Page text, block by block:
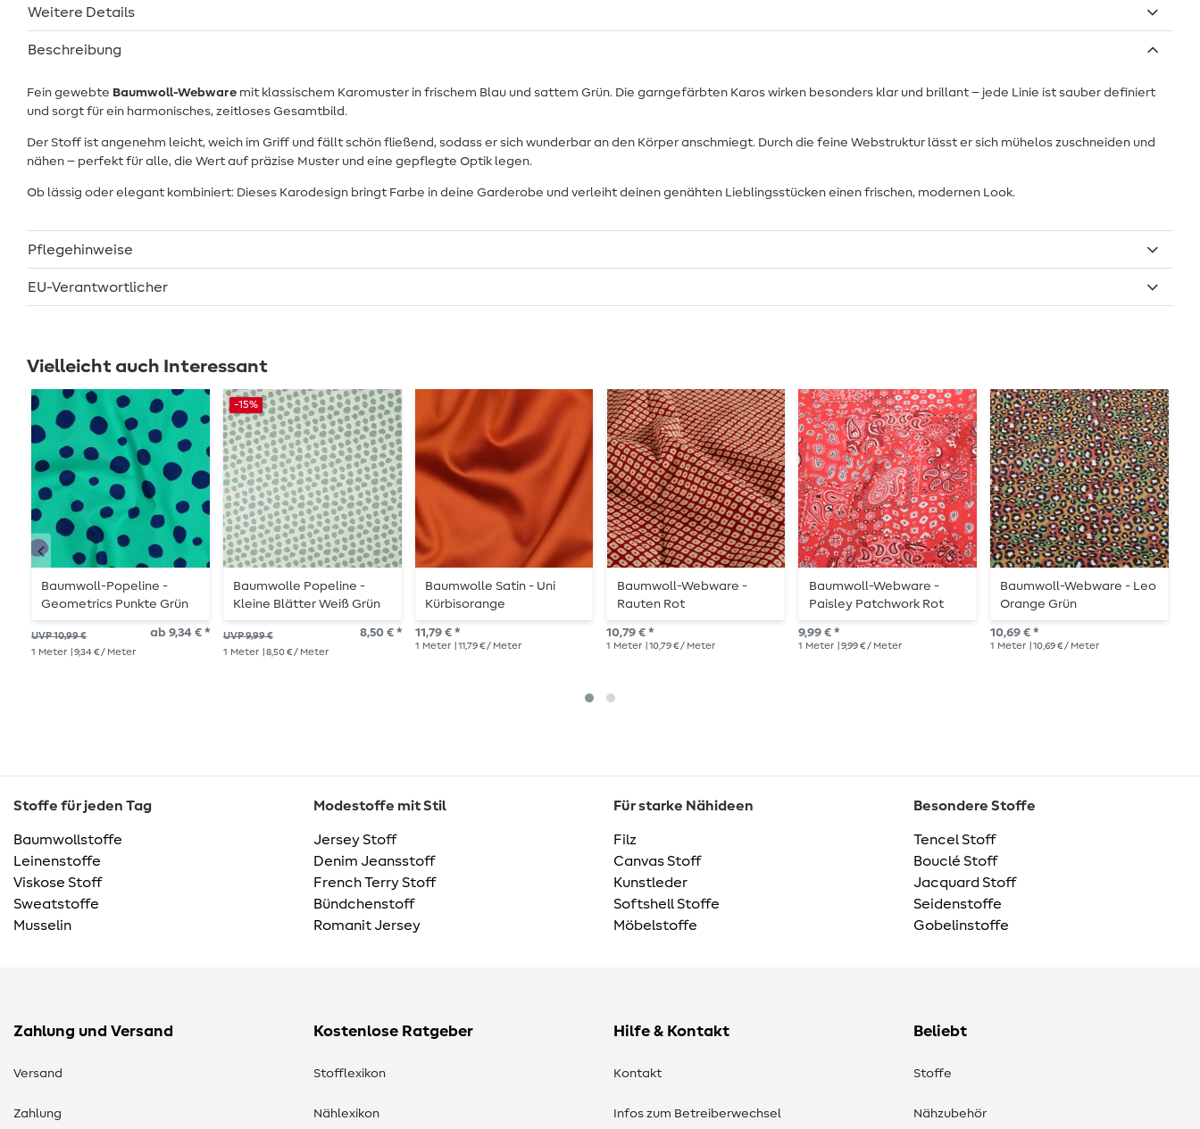
Weitere Details
Beschreibung
Fein gewebte Baumwoll-Webware mit klassischem Karomuster in frischem Blau und sattem Grün. Die garngefärbten Karos wirken besonders klar und brillant – jede Linie ist sauber definiert
und sorgt für ein harmonisches, zeitloses Gesamtbild.
Der Stoff ist angenehm leicht, weich im Griff und fällt schön fließend, sodass er sich wunderbar an den Körper anschmiegt. Durch die feine Webstruktur lässt er sich mühelos zuschneiden und
nähen – perfekt für alle, die Wert auf präzise Muster und eine gepflegte Optik legen.
Ob lässig oder elegant kombiniert: Dieses Karodesign bringt Farbe in deine Garderobe und verleiht deinen genähten Lieblingsstücken einen frischen, modernen Look.
Pflegehinweise
EU-Verantwortlicher
Vielleicht auch Interessant
Baumwoll-Popeline -
Geometrics Punkte Grün
UVP 10,99 € ab 9,34 € *
1 Meter | 9,34 € / Meter
-15%
Baumwolle Popeline -
Kleine Blätter Weiß Grün
UVP 9,99 € 8,50 € *
1 Meter | 8,50 € / Meter
Baumwolle Satin - Uni
Kürbisorange
11,79 € *
1 Meter | 11,79 € / Meter
Baumwoll-Webware -
Rauten Rot
10,79 € *
1 Meter | 10,79 € / Meter
Baumwoll-Webware -
Paisley Patchwork Rot
9,99 € *
1 Meter | 9,99 € / Meter
Baumwoll-Webware - Leo
Orange Grün
10,69 € *
1 Meter | 10,69 € / Meter
Stoffe für jeden Tag
Baumwollstoffe
Leinenstoffe
Viskose Stoff
Sweatstoffe
Musselin
Modestoffe mit Stil
Jersey Stoff
Denim Jeansstoff
French Terry Stoff
Bündchenstoff
Romanit Jersey
Für starke Nähideen
Filz
Canvas Stoff
Kunstleder
Softshell Stoffe
Möbelstoffe
Besondere Stoffe
Tencel Stoff
Bouclé Stoff
Jacquard Stoff
Seidenstoffe
Gobelinstoffe
Zahlung und Versand
Versand
Zahlung
Kostenlose Ratgeber
Stofflexikon
Nählexikon
Hilfe & Kontakt
Kontakt
Infos zum Betreiberwechsel
Beliebt
Stoffe
Nähzubehör